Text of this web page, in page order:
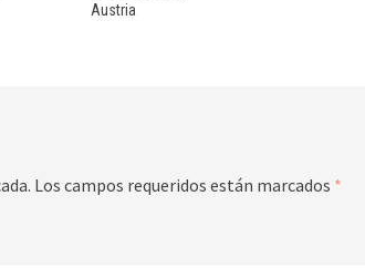
Austria
Los campos requeridos están marcados *